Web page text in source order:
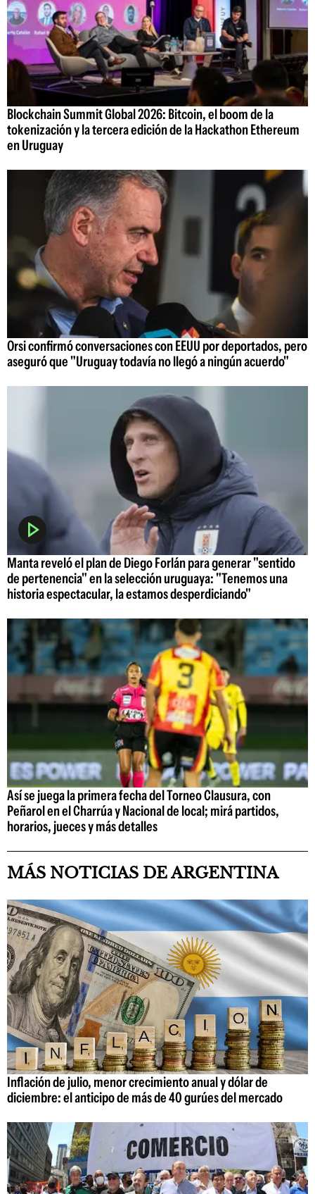
Blockchain Summit Global 2026: Bitcoin, el boom de la
tokenización y la tercera edición de la Hackathon Ethereum
en Uruguay
Orsi confirmó conversaciones con EEUU por deportados, pero
aseguró que "Uruguay todavía no llegó a ningún acuerdo"
Manta reveló el plan de Diego Forlán para generar "sentido
de pertenencia" en la selección uruguaya: "Tenemos una
historia espectacular, la estamos desperdiciando"
Así se juega la primera fecha del Torneo Clausura, con
Peñarol en el Charrúa y Nacional de local; mirá partidos,
horarios, jueces y más detalles
MÁS NOTICIAS DE ARGENTINA
Inflación de julio, menor crecimiento anual y dólar de
diciembre: el anticipo de más de 40 gurúes del mercado